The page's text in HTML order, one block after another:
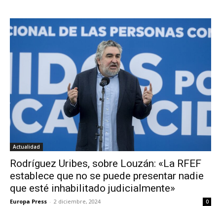
Actualidad
Rodríguez Uribes, sobre Louzán: «La RFEF
establece que no se puede presentar nadie
que esté inhabilitado judicialmente»
Europa Press - 2 diciembre, 2024 0